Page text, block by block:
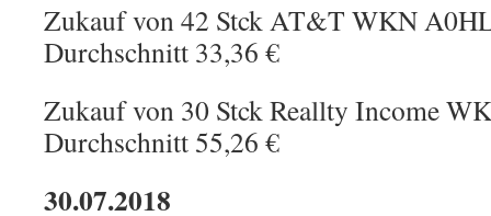
Zukauf von 42 Stck AT&T WKN
Durchschnitt 33,36 €
Zukauf von 30 Stck Reallty Income
Durchschnitt 55,26 €
30.07.2018